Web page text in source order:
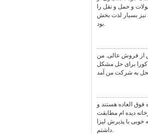
و حمل و نقل را
نیز بسیار لذت بخش
بود.
از فروش عالی. من
کورا برای حل مشکل
العاده هستند و
دیده ام مطابقت
خوبی با پذیرش لیزا
داشتم.